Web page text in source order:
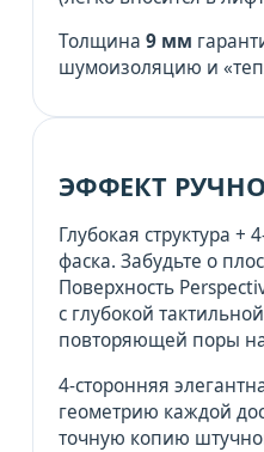
Толщина 9 мм
шумоизоляцию и
ЭФФЕКТ
Глубокая структура +
фаска. Забудьте о
Поверхность
с глубокой
повторяющей поры
4-сторонняя
геометрию каждой
точную копию